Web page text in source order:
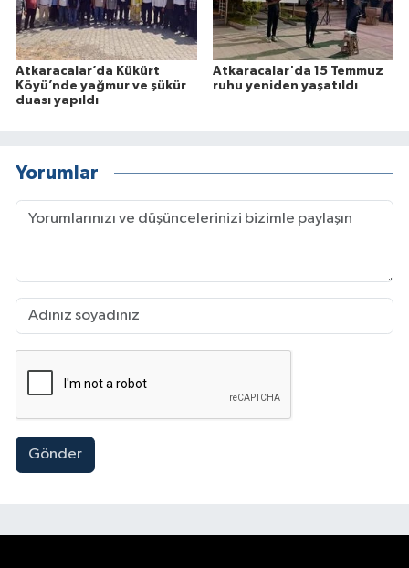
Atkaracalar’da Kükürt
Köyü’nde yağmur ve şükür
duası yapıldı
Atkaracalar'da 15 Temmuz
ruhu yeniden yaşatıldı
Yorumlar
Gönder